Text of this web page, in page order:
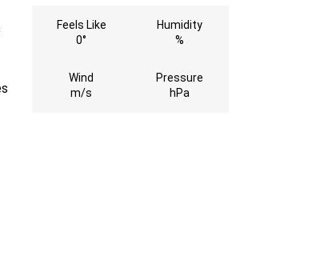
Feels Like
0°
Humidity
%
Wind
m/s
Pressure
hPa